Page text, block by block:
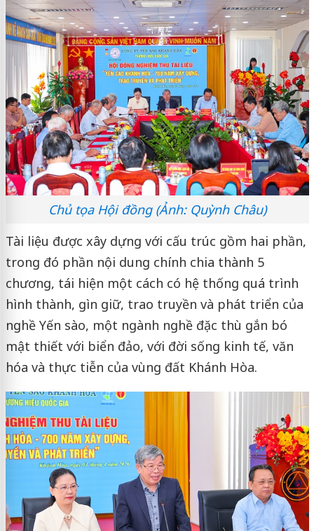
Chủ tọa Hội đồng (Ảnh: Quỳnh Châu)
Tài liệu được xây dựng với cấu trúc gồm hai phần,
trong đó phần nội dung chính chia thành 5
chương, tái hiện một cách có hệ thống quá trình
hình thành, gìn giữ, trao truyền và phát triển của
nghề Yến sào, một ngành nghề đặc thù gắn bó
mật thiết với biển đảo, với đời sống kinh tế, văn
hóa và thực tiễn của vùng đất Khánh Hòa.